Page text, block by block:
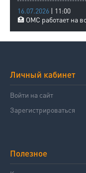
16.07.2026 | 11:00
🏥 ОМС работает на
Личный кабинет
Войти на сайт
Зарегистрироваться
Полезное